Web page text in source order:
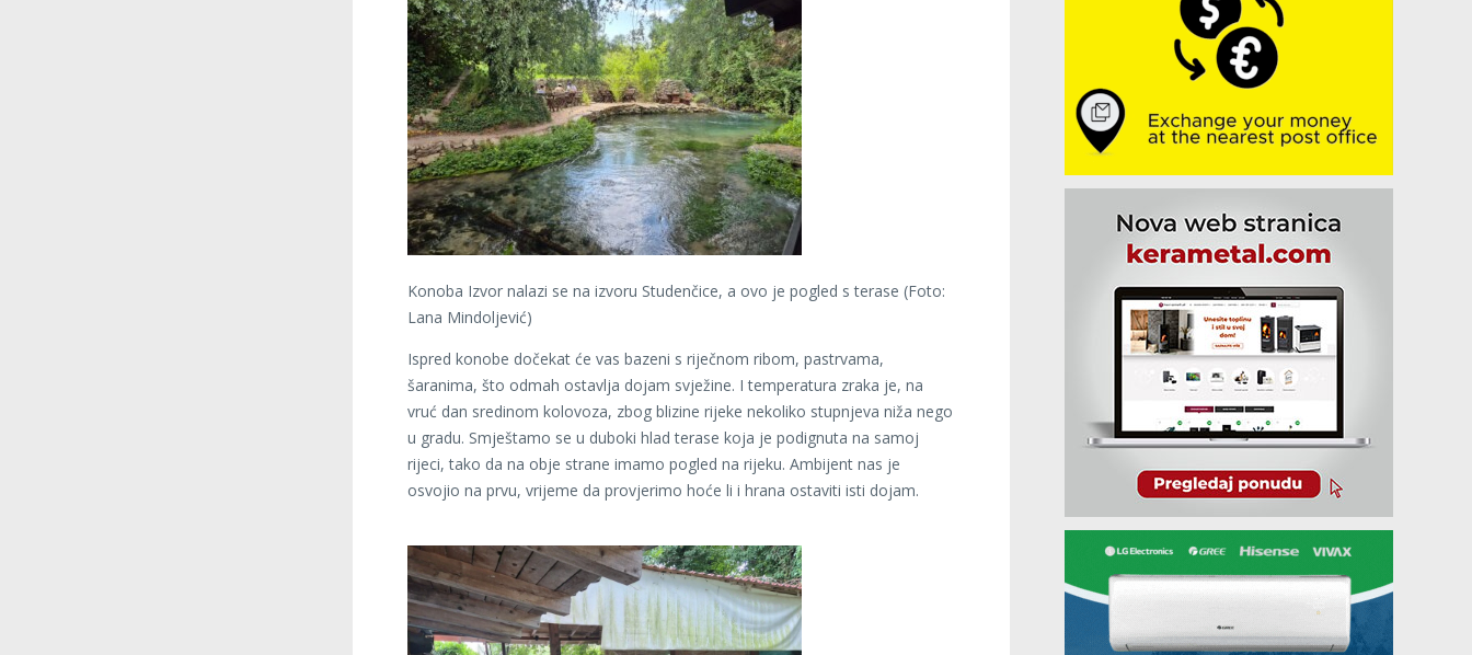
Konoba Izvor nalazi se na izvoru Studenčice, a ovo je pogled s terase (Foto:
Lana Mindoljević)
Ispred konobe dočekat će vas bazeni s riječnom ribom, pastrvama,
šaranima, što odmah ostavlja dojam svježine. I temperatura zraka je, na
vruć dan sredinom kolovoza, zbog blizine rijeke nekoliko stupnjeva niža nego
u gradu. Smještamo se u duboki hlad terase koja je podignuta na samoj
rijeci, tako da na obje strane imamo pogled na rijeku. Ambijent nas je
osvojio na prvu, vrijeme da provjerimo hoće li i hrana ostaviti isti dojam.